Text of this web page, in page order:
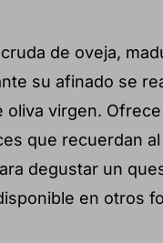
de oveja,
su afinado se
oliva virgen.
que recuerdan al
degustar un
en otros